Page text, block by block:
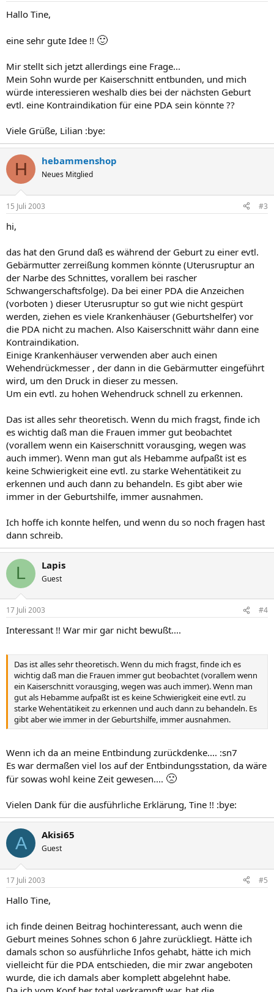
Hallo Tine,
eine sehr gute Idee !! 🙂
Mir stellt sich jetzt allerdings eine Frage...
Mein Sohn wurde per Kaiserschnitt entbunden, und mich
würde interessieren weshalb dies bei der nächsten Geburt
evtl. eine Kontraindikation für eine PDA sein könnte ??
Viele Grüße, Lilian :bye:
H hebammenshop
Neues Mitglied
15 Juli 2003 #3
hi,
das hat den Grund daß es während der Geburt zu einer evtl.
Gebärmutter zerreißung kommen könnte (Uterusruptur an
der Narbe des Schnittes, vorallem bei rascher
Schwangerschaftsfolge). Da bei einer PDA die Anzeichen
(vorboten ) dieser Uterusruptur so gut wie nicht gespürt
werden, ziehen es viele Krankenhäuser (Geburtshelfer) vor
die PDA nicht zu machen. Also Kaiserschnitt währ dann eine
Kontraindikation.
Einige Krankenhäuser verwenden aber auch einen
Wehendrückmesser , der dann in die Gebärmutter eingeführt
wird, um den Druck in dieser zu messen.
Um ein evtl. zu hohen Wehendruck schnell zu erkennen.
Das ist alles sehr theoretisch. Wenn du mich fragst, finde ich
es wichtig daß man die Frauen immer gut beobachtet
(vorallem wenn ein Kaiserschnitt vorausging, wegen was
auch immer). Wenn man gut als Hebamme aufpaßt ist es
keine Schwierigkeit eine evtl. zu starke Wehentätikeit zu
erkennen und auch dann zu behandeln. Es gibt aber wie
immer in der Geburtshilfe, immer ausnahmen.
Ich hoffe ich konnte helfen, und wenn du so noch fragen hast
dann schreib.
L Lapis
Guest
17 Juli 2003 #4
Interessant !! War mir gar nicht bewußt....
Das ist alles sehr theoretisch. Wenn du mich fragst, finde ich es
wichtig daß man die Frauen immer gut beobachtet (vorallem wenn
ein Kaiserschnitt vorausging, wegen was auch immer). Wenn man
gut als Hebamme aufpaßt ist es keine Schwierigkeit eine evtl. zu
starke Wehentätikeit zu erkennen und auch dann zu behandeln. Es
gibt aber wie immer in der Geburtshilfe, immer ausnahmen.
Wenn ich da an meine Entbindung zurückdenke.... :sn7
Es war dermaßen viel los auf der Entbindungsstation, da wäre
für sowas wohl keine Zeit gewesen.... 🙁
Vielen Dank für die ausführliche Erklärung, Tine !! :bye:
A Akisi65
Guest
17 Juli 2003 #5
Hallo Tine,
ich finde deinen Beitrag hochinteressant, auch wenn die
Geburt meines Sohnes schon 6 Jahre zurückliegt. Hätte ich
damals schon so ausführliche Infos gehabt, hätte ich mich
vielleicht für die PDA entschieden, die mir zwar angeboten
wurde, die ich damals aber komplett abgelehnt habe.